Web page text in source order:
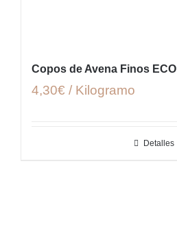
Copos de Avena Finos ECO
4,30€ / Kilogramo
Detalles